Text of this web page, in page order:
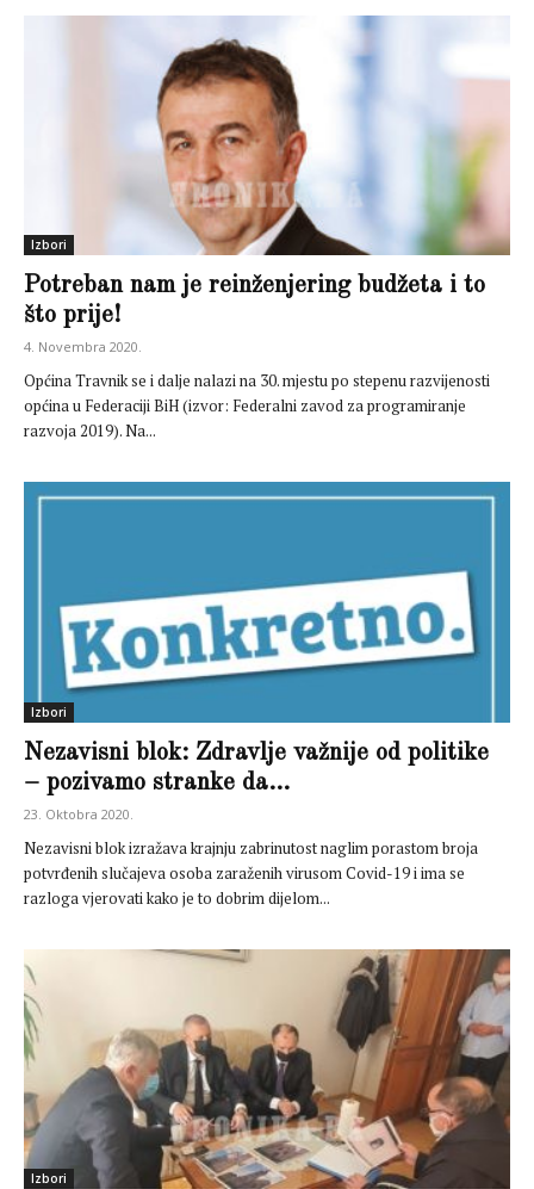
Izbori
Potreban nam je reinženjering budžeta i to
što prije!
4. Novembra 2020.
Općina Travnik se i dalje nalazi na 30. mjestu po stepenu razvijenosti
općina u Federaciji BiH (izvor: Federalni zavod za programiranje
razvoja 2019). Na...
Izbori
Nezavisni blok: Zdravlje važnije od politike
– pozivamo stranke da...
23. Oktobra 2020.
Nezavisni blok izražava krajnju zabrinutost naglim porastom broja
potvrđenih slučajeva osoba zaraženih virusom Covid-19 i ima se
razloga vjerovati kako je to dobrim dijelom...
Izbori